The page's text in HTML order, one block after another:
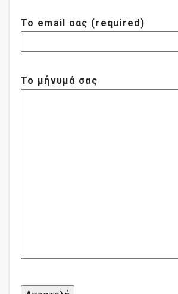
Το email σας (required)
Το μήνυμά σας